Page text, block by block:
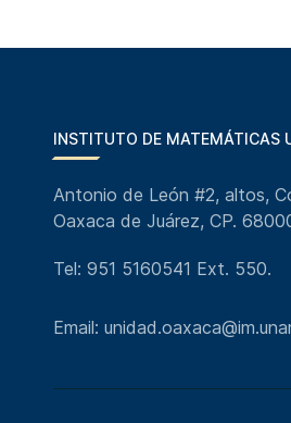
INSTITUTO DE MATEMÁTICAS
Antonio de León #2, altos,
Oaxaca de Juárez, CP.
Tel: 951 5160541 Ext. 550.
Email: